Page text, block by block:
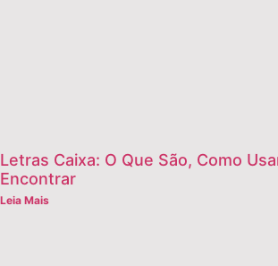
Letras Caixa: O Que São, Como
Encontrar
Leia Mais